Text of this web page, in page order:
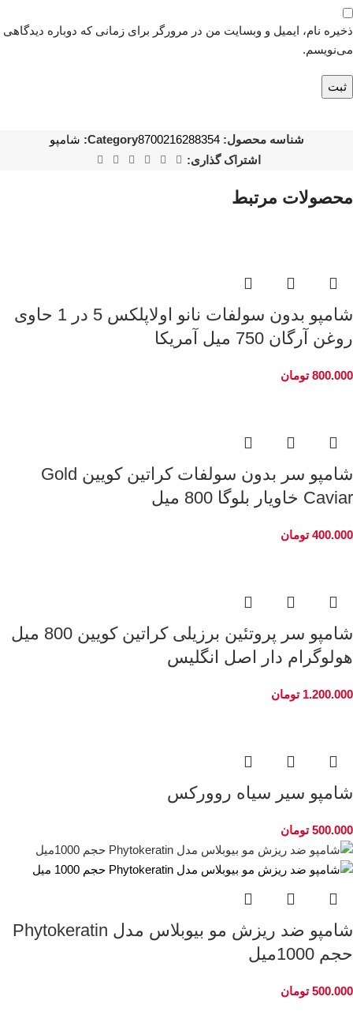
ذخیره نام، ایمیل و وبسایت من در مرورگر برای زمانی که دوباره دیدگاهی
می‌نویسم.
شناسه محصول:8700216288354
Category: شامپو
اشتراک گذاری:
محصولات مرتبط
شامپو بدون سولفات نانو اولاپلکس 5 در 1 حاوی
روغن آرگان 750 میل آمریکا
800.000 تومان
شامپو سر بدون سولفات کراتین کویین Gold
Caviar خاویار بلوگا 800 میل
400.000 تومان
شامپو سر پروتئین برزیلی کراتین کویین 800 میل
هولوگرام دار اصل انگلیس
1.200.000 تومان
شامپو سیر سیاه روورکس
500.000 تومان
شامپو ضد ریزش مو بیوبلاس مدل Phytokeratin
حجم 1000میل
500.000 تومان